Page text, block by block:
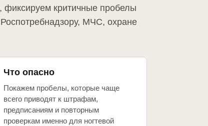
фиксируем критичные пробелы
МЧС, охране
Что опасно
Покажем пробелы, которые чаще
всего приводят к штрафам,
предписаниям и повторным
проверкам именно для ногтевой